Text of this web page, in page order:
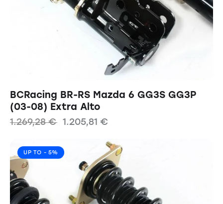
BCRacing BR-RS Mazda 6 GG3S GG3P
(03-08) Extra Alto
1.269,28€ 1.205,81 €
UP TO - 5%